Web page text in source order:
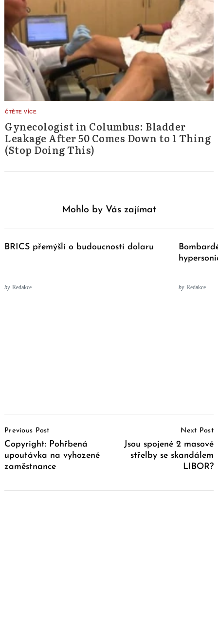
Gynecologist in Columbus: Bladder
Leakage After 50 Comes Down to 1 Thing
(Stop Doing This)
Mohlo by Vás zajímat
BRICS přemýšlí o budoucnosti dolaru
by Redakce by Redakce
Navigation
Previous Post
Copyright: Pohřbená
upoutávka na vyhozené
zaměstnance
Next Post
Jsou spojené 2 masové
střelby se skandálem
LIBOR?